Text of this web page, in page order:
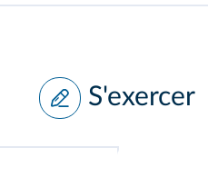
S'exercer